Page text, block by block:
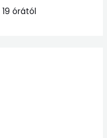
19 órától